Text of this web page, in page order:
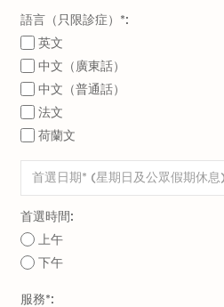
哪些人士不應接種肺
對疫苗成分有過敏反
疫苗前諮詢醫生的意見
曾在接種任何疫苗後
蕁麻疹）
語言（只限診症）*:
英文
中文（廣東話）
中文（普通話）
法文
荷蘭文
首選時間:
上午
下午
服務*: